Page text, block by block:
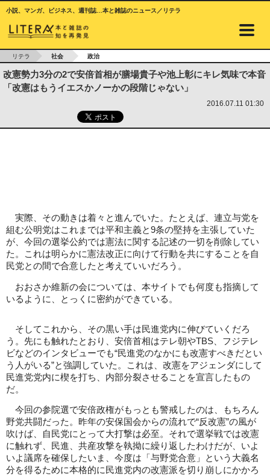
小説、マンガ、ビジネス、週刊誌…本と雑誌のニュース／リテラ
リテラ 社会 政治
改憲勢力3分の2で安倍首相が膳場貴子や池上彰にキレ気味で本音
「改憲はもうイエスかノーかの段階じゃない」
2016.07.11 01:30
実際、その動きは着々と進んでいた。たとえば、連立与党を
組む公明党はこれまでは平和主義と9条の堅持を主張していた
が、今回の選挙公約では憲法に関する記述の一切を削除してい
た。これは明らかに憲法改正に向けて行動を共にすることを自
民党との間で合意したと考えていいだろう。
おおさか維新の会については、本サイトでも何度も指摘して
いるように、とっくに密約ができている。
そしてこれから、その黒い手は民進党内に伸びていくだろ
う。先にも触れたとおり、安倍首相はテレ朝やTBS、フジテレ
ビなどのインタビューでも“民進党のなかにも改憲すべきだとい
う人がいる”と強調していた。これは、改憲をアジェンダにして
民進党党内に楔を打ち、内部分裂させることを宣言したもの
だ。
今回の参院選で安倍政権がもっとも警戒したのは、もちろん
野党共闘だった。昨年の安保国会からの流れで“反改憲”の風が
吹けば、自民党にとって大打撃は必至。それで選挙戦では改憲
に触れず、民進、共産攻撃を執拗に繰り返したわけだが、いよ
いよ議席を確保したいま、今度は「与野党合意」という大義名
分を得るために本格的に民進党内の改憲派を切り崩しにかかろ